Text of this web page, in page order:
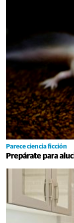
Parece ciencia ficción
Prepárate para